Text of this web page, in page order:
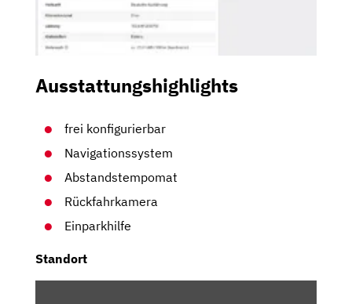
Ausstattungshighlights
frei konfigurierbar
Navigationssystem
Abstandstempomat
Rückfahrkamera
Einparkhilfe
Standort